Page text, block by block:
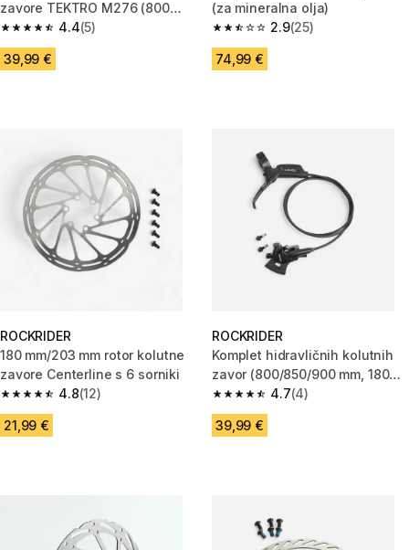
zavore TEKTRO M276 (800
/1400 / 1450 mm)
4.4
4.4 od 5 zvezdic from 5 ocene
(5)
39,99 €
(za mineralna olja)
2.9
2.9 od 5 zvezdic from 25 ocene
(25)
74,99 €
ROCKRIDER
180 mm/203 mm rotor kolutne
zavore Centerline s 6 sorniki
4.8
4.8 od 5 zvezdic from 12 ocene
(12)
21,99 €
ROCKRIDER
Komplet hidravličnih kolutnih
zavor (800/850/900 mm, 180
mm)
4.7
4.7 od 5 zvezdic from 4 ocene
(4)
39,99 €